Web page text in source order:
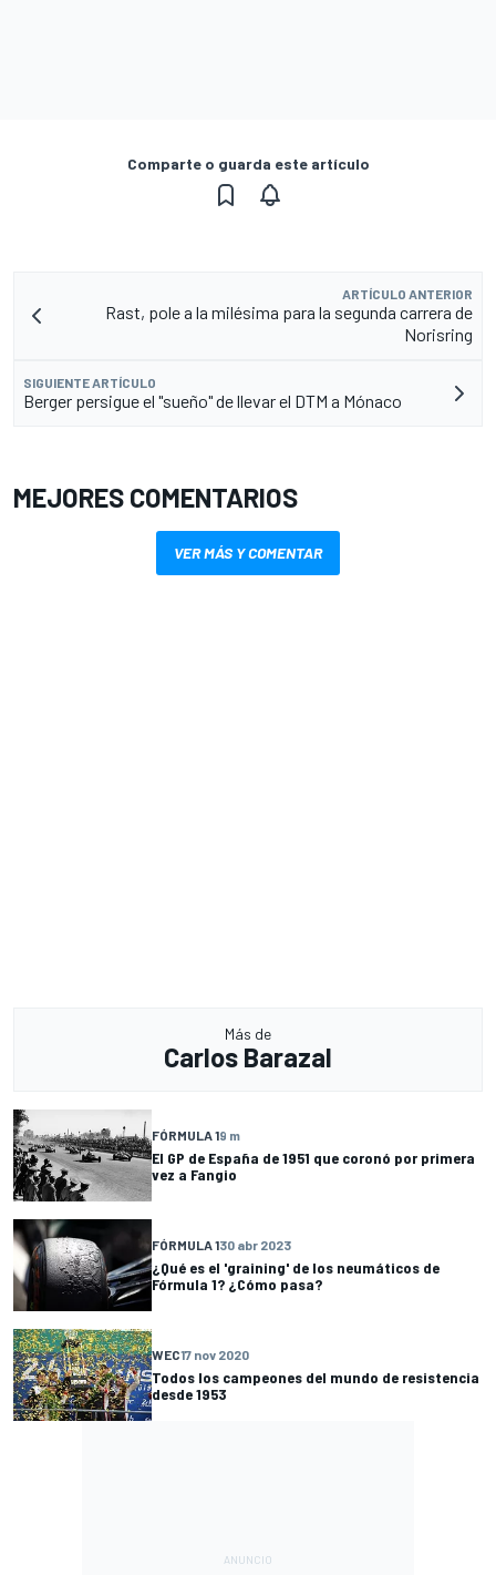
Comparte o guarda este artículo
ARTÍCULO ANTERIOR
Rast, pole a la milésima para la segunda carrera de
Norisring
SIGUIENTE ARTÍCULO
Berger persigue el "sueño" de llevar el DTM a Mónaco
MEJORES COMENTARIOS
VER MÁS Y COMENTAR
Más de
Carlos Barazal
FÓRMULA 19 m
El GP de España de 1951 que coronó por primera
vez a Fangio
FÓRMULA 130 abr 2023
¿Qué es el 'graining' de los neumáticos de
Fórmula 1? ¿Cómo pasa?
WEC17 nov 2020
Todos los campeones del mundo de resistencia
desde 1953